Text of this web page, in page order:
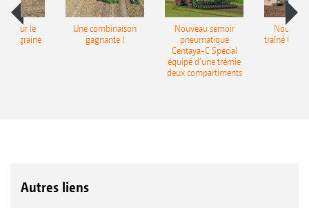
pour le
Une combinaison
gagnante !
Nouveau semoir
pneumatique
Centaya-C Special
équipé d’une trémie
deux compartiments
traîné
Autres liens